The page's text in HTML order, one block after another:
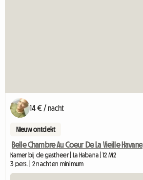
14 € / nacht
Nieuw ontdekt
Belle Chambre Au Coeur De La Vieille Havane
Kamer bij de gastheer | La Habana | 12 M2
3 pers. | 2 nachten minimum